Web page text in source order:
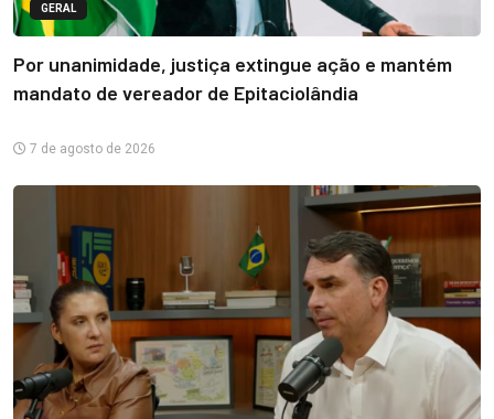
GERAL
Por unanimidade, justiça extingue ação e mantém
mandato de vereador de Epitaciolândia
7 de agosto de 2026